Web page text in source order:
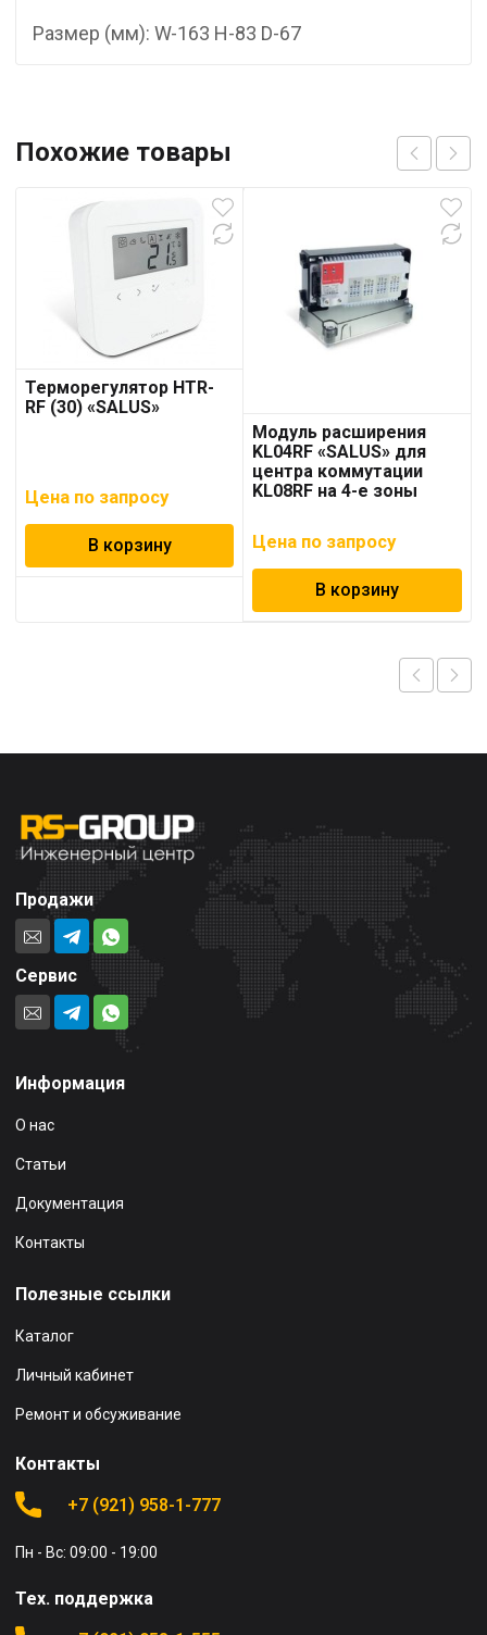
Размер (мм): W-163 H-83 D-67
Похожие товары
Терморегулятор HTR-
RF (30) «SALUS»
Цена по запросу
В корзину
Модуль расширения
KL04RF «SALUS» для
центра коммутации
KL08RF на 4-е зоны
Цена по запросу
В корзину
Продажи
Сервис
Информация
О нас
Статьи
Документация
Контакты
Полезные ссылки
Каталог
Личный кабинет
Ремонт и обсуживание
Контакты
+7 (921) 958-1-777
Пн - Вс: 09:00 - 19:00
Тех. поддержка